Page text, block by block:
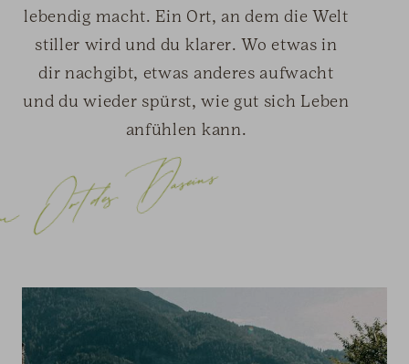
lebendig macht. Ein Ort, an dem die Welt
stiller wird und du klarer. Wo etwas in
dir nachgibt, etwas anderes aufwacht
und du wieder spürst, wie gut sich Leben
anfühlen kann.
Ort des Daseins